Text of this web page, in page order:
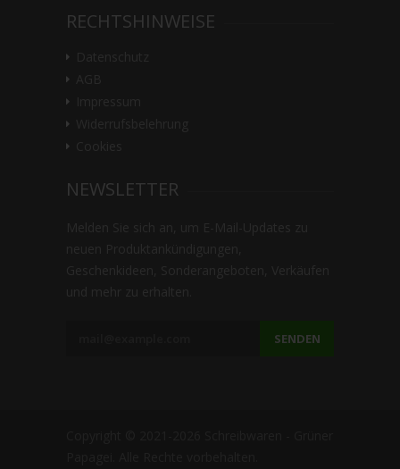
RECHTSHINWEISE
NEWSLETTER
SENDEN